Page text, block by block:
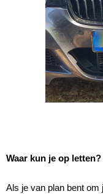
Waar kun je op letten?
Als je van plan bent